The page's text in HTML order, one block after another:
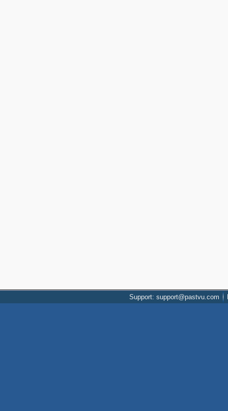
Support: support@pastvu.com